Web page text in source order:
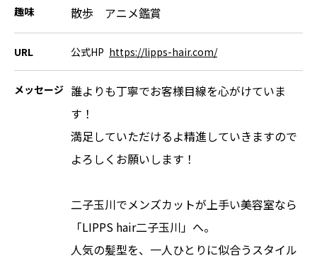
趣味 散歩 アニメ鑑賞
URL 公式HP https://lipps-hair.com/
メッセージ 誰よりも丁寧でお客様目線を心がけていま
す！
満足していただけるよ精進していきますので
よろしくお願いします！
二子玉川でメンズカットが上手い美容室なら
「LIPPS hair二子玉川」へ。
人気の髪型を、一人ひとりに似合うスタイル